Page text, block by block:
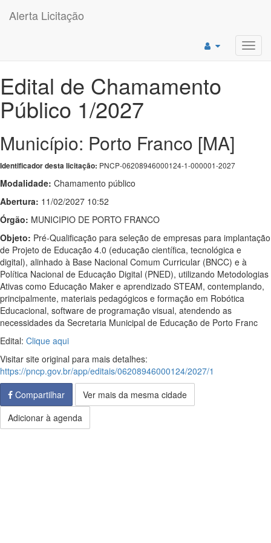
Alerta Licitação
Edital de Chamamento
Público 1/2027
Município: Porto Franco [MA]
Identificador desta licitação: PNCP-06208946000124-1-000001-2027
Modalidade: Chamamento público
Abertura: 11/02/2027 10:52
Órgão: MUNICIPIO DE PORTO FRANCO
Objeto: Pré-Qualificação para seleção de empresas para implantação
de Projeto de Educação 4.0 (educação científica, tecnológica e
digital), alinhado à Base Nacional Comum Curricular (BNCC) e à
Política Nacional de Educação Digital (PNED), utilizando Metodologias
Ativas como Educação Maker e aprendizado STEAM, contemplando,
principalmente, materiais pedagógicos e formação em Robótica
Educacional, software de programação visual, atendendo as
necessidades da Secretaria Municipal de Educação de Porto Franc
Edital: Clique aqui
Visitar site original para mais detalhes:
https://pncp.gov.br/app/editais/06208946000124/2027/1
Compartilhar
Ver mais da mesma cidade
Adicionar à agenda